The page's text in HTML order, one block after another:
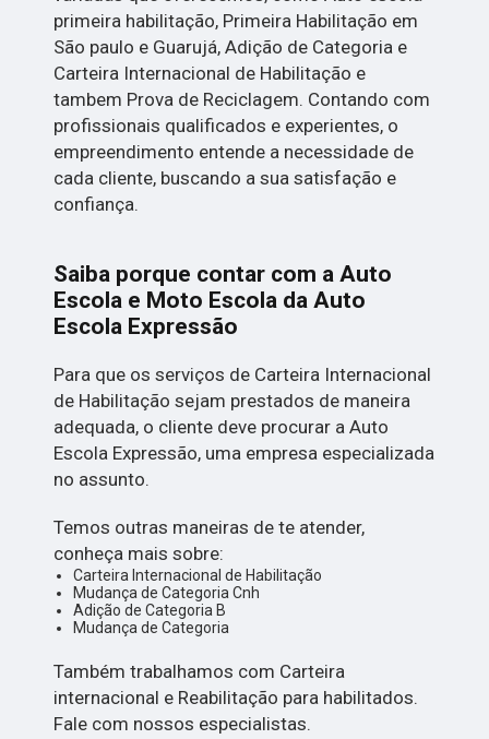
primeira habilitação, Primeira Habilitação em
São paulo e Guarujá, Adição de Categoria e
Carteira Internacional de Habilitação e
tambem Prova de Reciclagem. Contando com
profissionais qualificados e experientes, o
empreendimento entende a necessidade de
cada cliente, buscando a sua satisfação e
confiança.
Saiba porque contar com a Auto
Escola e Moto Escola da Auto
Escola Expressão
Para que os serviços de Carteira Internacional
de Habilitação sejam prestados de maneira
adequada, o cliente deve procurar a Auto
Escola Expressão, uma empresa especializada
no assunto.
Temos outras maneiras de te atender,
conheça mais sobre:
Carteira Internacional de Habilitação
Mudança de Categoria Cnh
Adição de Categoria B
Mudança de Categoria
Também trabalhamos com Carteira
internacional e Reabilitação para habilitados.
Fale com nossos especialistas.